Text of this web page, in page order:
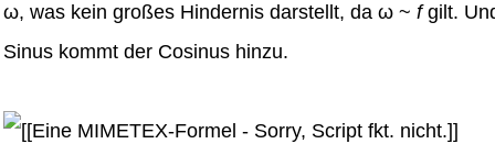
ω, was kein großes Hindernis darstellt, da ω ~fgilt.
Sinus kommt der Cosinus hinzu.